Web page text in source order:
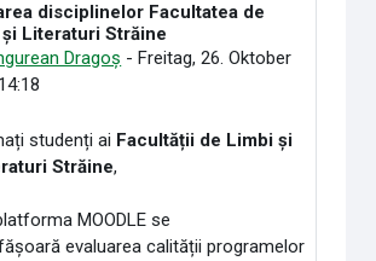
disciplinelor Facultatea de
Literaturi Străine
Dragoș -Freitag, 26. Oktober
Antworten: 0
studenți ai Facultății de Limbi și
Străine,
MOODLE se
evaluarea calității programelor